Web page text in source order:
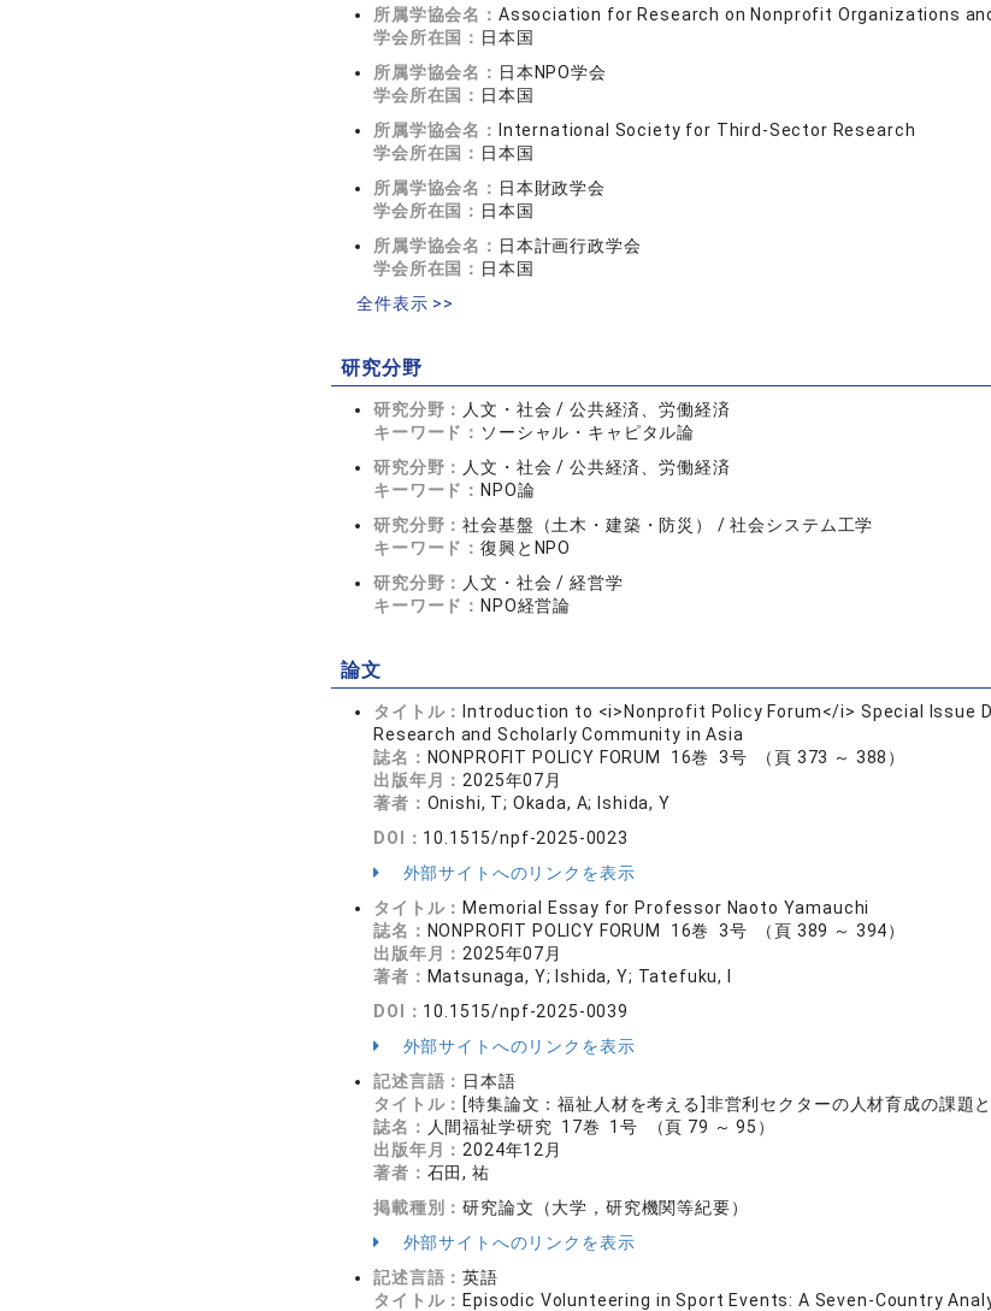
所属学協会名： Association for Research on Nonprofit Organizations
学会所在国： 日本国
所属学協会名： 日本NPO学会
学会所在国： 日本国
所属学協会名：
International Society for Third-Sector Research
学会所在国： 日本国
所属学協会名： 日本財政学会
学会所在国： 日本国
所属学協会名： 日本計画行政学会
学会所在国： 日本国
全件表示 >>
研究分野
研究分野： 人文・社会 / 公共経済、労働経済
キーワード： ソーシャル・キャピタル論
研究分野： 人文・社会 / 公共経済、労働経済
キーワード： NPO論
研究分野：社会基盤（土木・建築・防災） / 社会システム工学
キーワード：復興とNPO
研究分野： 人文・社会 / 経営学
キーワード： NPO経営論
論文
タイトル：
Introduction to <i>Nonprofit Policy Forum</i> Special Issue
Research and Scholarly Community in Asia
誌名： NONPROFIT POLICY FORUM 16巻 3号 （頁 373 ～ 388）
出版年月： 2025年07月
著者： Onishi, T; Okada, A; Ishida, Y
DOI： 10.1515/npf-2025-0023
外部サイトへのリンクを表示
タイトル： Memorial Essay for Professor Naoto Yamauchi
誌名： NONPROFIT POLICY FORUM 16巻 3号 （頁 389 ～ 394）
出版年月： 2025年07月
著者： Matsunaga, Y; Ishida, Y; Tatefuku, I
DOI： 10.1515/npf-2025-0039
外部サイトへのリンクを表示
記述言語： 日本語
タイトル： [特集論文：福祉人材を考える]非営利セクターの人材育成の課題
誌名： 人間福祉学研究 17巻 1号 （頁 79 ～ 95）
出版年月： 2024年12月
著者： 石田, 祐
掲載種別：研究論文（大学，研究機関等紀要）
外部サイトへのリンクを表示
記述言語：英語
タイトル： Episodic Volunteering in Sport Events: A Seven-Country